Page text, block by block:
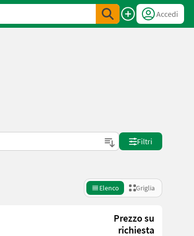
Accedi
Filtri
Elenco Griglia
Prezzo su
richiesta